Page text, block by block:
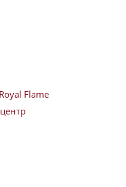
Flame